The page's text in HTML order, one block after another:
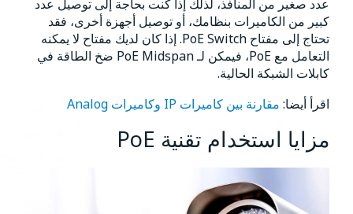
عدد صغير من المنافذ، لذلك إذا كنت بحاجة إلى توصيل عدد
كبير من الكاميرات بنظامك، أو توصيل أجهزة أخرى، فقد
تحتاج إلى مفتاح PoE Switch. إذا كان لديك مفتاح لا يمكنه
التعامل مع PoE، فيمكن لـ PoE Midspan ضخ الطاقة في
كابلات الشبكة الحالية.
اقرأ أيضا: مقارنة بين كاميرات IP وكاميرات Analog
مزايا استخدام تقنية PoE